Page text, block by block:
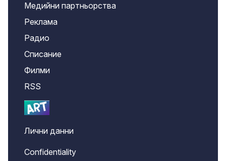
Медийни партньорства
Реклама
Радио
Списание
Филми
RSS
Лични данни
Confidentiality